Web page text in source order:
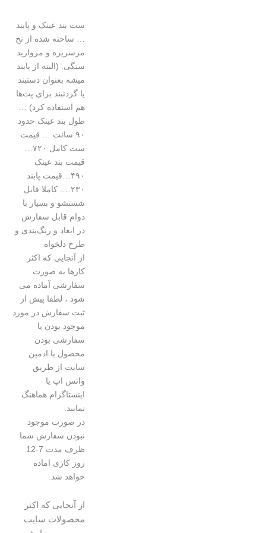
ست بند عینک و پابند
… ساخته شده از نخ
مرسریزه و مروارید
سنگی. (البته از پابند
میشه بعنوان دستبند
یا گردنبند برای پت‌ها
هم استفاده کرد) …
طول بند عینک حدود
۹۰ سانت ‌… قیمت
ست کامل ۷۲۰…
قیمت بند عینک
۴۹۰…قیمت پابند
۲۳۰…. کاملا قابل
شستشو و بسیار با
دوام قابل سفارش
در ابعاد و رنگ‌بندی و
طرح دلخواه
از آنجایی که اکثر
کارها به صورت
سفارشی آماده می
شود ، لطفا پیش از
ثبت سفارش در مورد
موجود بودن یا
سفارشی بودن
محصول با ادمین
سایت از طریق
واتس اپ یا
اینستاگرام هماهنگ
نمایید.
در صورت موجود
نبودن سفارش شما
ظرف مدت 7-12
روز کاری اماده
خواهد شد.
از آنجایی که اکثر
محصولات سایت